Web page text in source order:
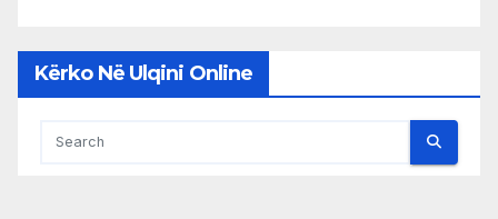
Kërko Në Ulqini Online